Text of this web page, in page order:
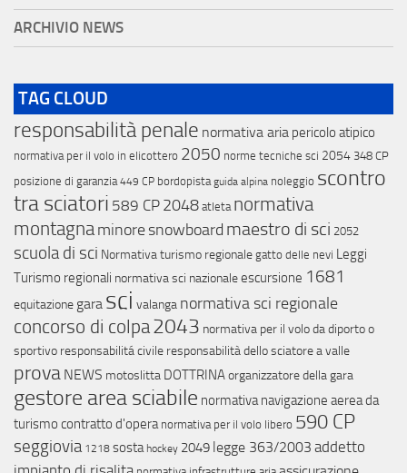
ARCHIVIO NEWS
TAG CLOUD
responsabilità penale normativa aria pericolo atipico
normativa per il volo in elicottero 2050 norme tecniche sci 2054 348 CP
posizione di garanzia 449 CP bordopista guida alpina noleggio scontro
tra sciatori 589 CP 2048 atleta normativa
montagnaminoresnowboard maestro di sci 2052
scuola di sci Normativa turismo regionale gatto delle nevi Leggi
Turismo regionali normativa sci nazionaleescursione 1681
equitazione gara sci valanga normativa sci regionale
concorso di colpa2043 normativa per il volo da diporto o
sportivo responsabilitá civile responsabilità dello sciatore a valle
prova NEWS motoslitta DOTTRINAorganizzatore della gara
gestore area sciabile normativa navigazione aerea da
turismo contratto d'opera normativa per il volo libero 590 CP
seggiovia 1218 sosta hockey 2049 legge 363/2003 addetto